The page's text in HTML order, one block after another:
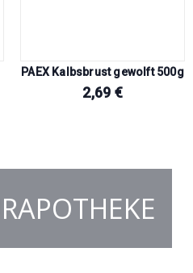
PAEX Kalbsbrust gewolft 500g
2,69 €